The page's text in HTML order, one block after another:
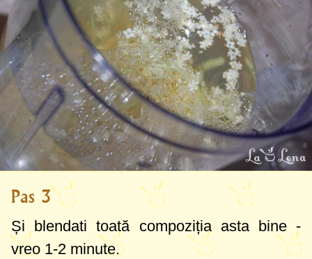
Pas 3
Și blendati toată compoziția asta bine -
vreo 1-2 minute.